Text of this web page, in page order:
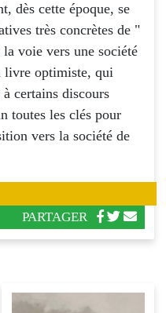
dès cette époque, se
très concrètes de "
voie vers une société
livre optimiste, qui
certains discours
toutes les clés pour
vers la société de
PARTAGER